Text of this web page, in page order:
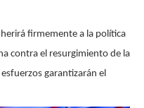
firmemente a la política
contra el resurgimiento de la
garantizarán el